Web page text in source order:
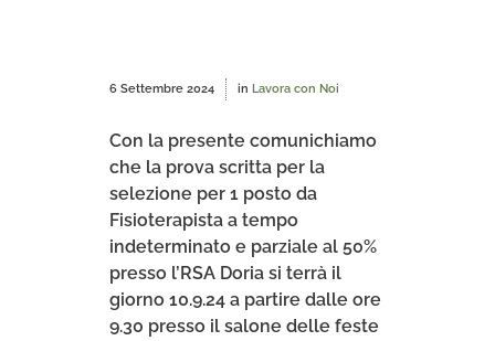
6 Settembre 2024 in Lavora con Noi
Con la presente comunichiamo
che la prova scritta per la
selezione per 1 posto da
Fisioterapista a tempo
indeterminato e parziale al 50%
presso l’RSA Doria si terrà il
giorno 10.9.24 a partire dalle ore
9.30 presso il salone delle feste